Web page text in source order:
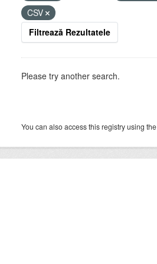
CSV
Filtrează Rezultatele
Please try another search.
You can also access this registry using the